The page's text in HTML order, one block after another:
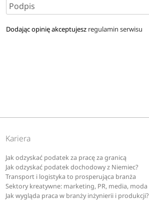
Dodając opinię akceptujesz regulamin serwisu
Kariera
Jak odzyskać podatek za pracę za granicą
Jak odzyskać podatek dochodowy z Niemiec?
Transport i logistyka to prosperująca branża
Sektory kreatywne: marketing, PR, media, moda
Jak wygląda praca w branży inżynierii i produkcji?